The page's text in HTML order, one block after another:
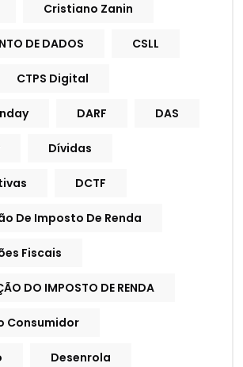
Cristiano Zanin
DE DADOS CSLL
CTPS Digital
DARF DAS
Dívidas
DCTF
De Imposto De Renda
Fiscais
DO IMPOSTO DE RENDA
Consumidor
Desenrola